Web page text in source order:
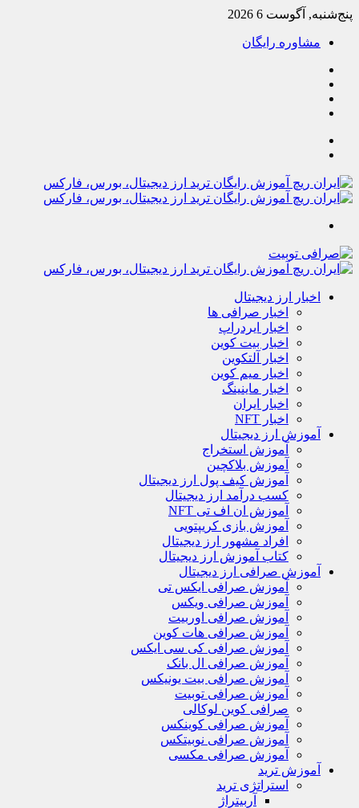
پنج‌شنبه, آگوست 6 2026
مشاوره رایگان
اخبار ارز دیجیتال
اخبار صرافی ها
اخبار ایردراپ
اخبار بیت کوین
اخبار آلتکوین
اخبار میم کوین
اخبار ماینینگ
اخبار ایران
اخبار NFT
آموزش ارز دیجیتال
آموزش استخراج
آموزش بلاکچین
آموزش کیف پول ارز دیجیتال
کسب درآمد ارز دیجیتال
آموزش ان اف تی NFT
آموزش بازی کریپتویی
افراد مشهور ارز دیجیتال
کتاب آموزش ارز دیجیتال
آموزش صرافی ارز دیجیتال
آموزش صرافی ایکس تی
آموزش صرافی ویکس
آموزش صرافی اوربیت
آموزش صرافی هات کوین
آموزش صرافی کی سی ایکس
آموزش صرافی ال بانک
آموزش صرافی بیت یونیکس
آموزش صرافی توبیت
صرافی کوین لوکالی
آموزش صرافی کوینکس
آموزش صرافی نوبیتکس
آموزش صرافی مکسی
آموزش ترید
استراتژی‌ ترید
آربیتراژ